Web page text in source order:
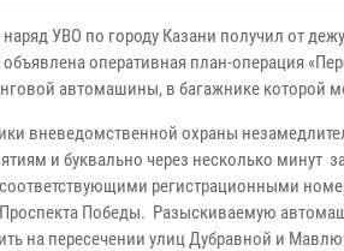
УВО по городу Казани получил от
объявлена оперативная план-операция
автомашины, в багажнике которой
вневедомственной охраны
и буквально через несколько минут
регистрационными
Победы. Разыскиваемую
на пересечении улиц Дубравной и